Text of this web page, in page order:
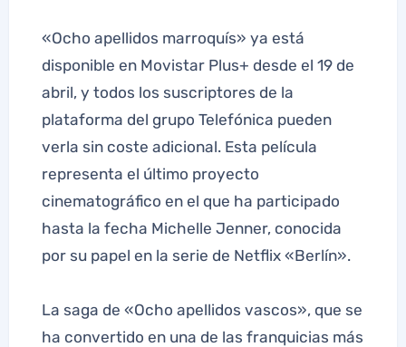
«Ocho apellidos marroquís» ya está
disponible en Movistar Plus+ desde el 19 de
abril, y todos los suscriptores de la
plataforma del grupo Telefónica pueden
verla sin coste adicional. Esta película
representa el último proyecto
cinematográfico en el que ha participado
hasta la fecha Michelle Jenner, conocida
por su papel en la serie de Netflix «Berlín».
La saga de «Ocho apellidos vascos», que se
ha convertido en una de las franquicias más